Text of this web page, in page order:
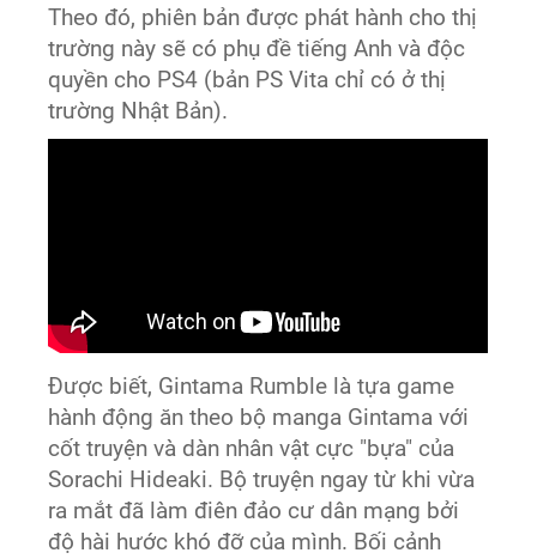
Theo đó, phiên bản được phát hành cho thị
trường này sẽ có phụ đề tiếng Anh và độc
quyền cho PS4 (bản PS Vita chỉ có ở thị
trường Nhật Bản).
Được biết, Gintama Rumble là tựa game
hành động ăn theo bộ manga Gintama với
cốt truyện và dàn nhân vật cực "bựa" của
Sorachi Hideaki. Bộ truyện ngay từ khi vừa
ra mắt đã làm điên đảo cư dân mạng bởi
độ hài hước khó đỡ của mình. Bối cảnh